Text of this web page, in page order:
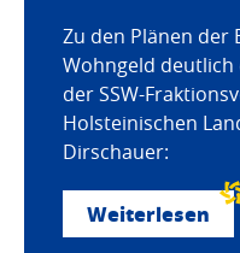
Zu den Plänen der
Wohngeld
der SSW-
Holsteinischen
Dirschauer:
Weiterlesen